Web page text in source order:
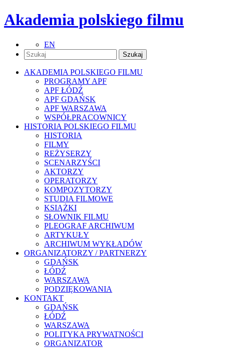
Akademia polskiego filmu
EN
AKADEMIA POLSKIEGO FILMU
PROGRAMY APF
APF ŁÓDŹ
APF GDAŃSK
APF WARSZAWA
WSPÓŁPRACOWNICY
HISTORIA POLSKIEGO FILMU
HISTORIA
FILMY
REŻYSERZY
SCENARZYŚCI
AKTORZY
OPERATORZY
KOMPOZYTORZY
STUDIA FILMOWE
KSIĄŻKI
SŁOWNIK FILMU
PLEOGRAF ARCHIWUM
ARTYKUŁY
ARCHIWUM WYKŁADÓW
ORGANIZATORZY / PARTNERZY
GDAŃSK
ŁÓDŹ
WARSZAWA
PODZIĘKOWANIA
KONTAKT
GDAŃSK
ŁÓDŹ
WARSZAWA
POLITYKA PRYWATNOŚCI
ORGANIZATOR